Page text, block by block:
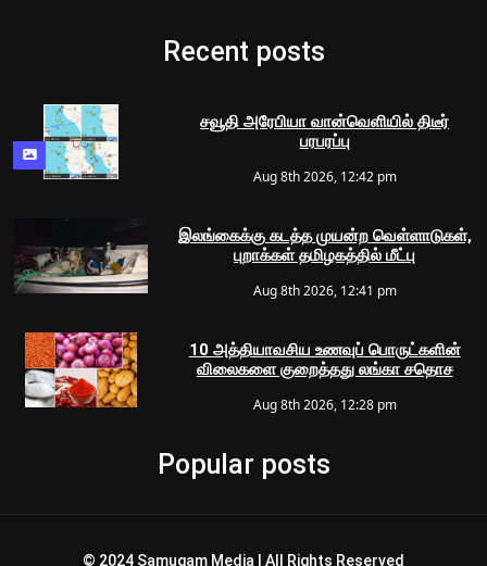
Recent posts
சவூதி அரேபியா வான்வெளியில் திடீர்
பரபரப்பு
Aug 8th 2026, 12:42 pm
இலங்கைக்கு கடத்த முயன்ற வெள்ளாடுகள்,
புறாக்கள் தமிழகத்தில் மீட்பு
Aug 8th 2026, 12:41 pm
10 அத்தியாவசிய உணவுப் பொருட்களின்
விலைகளை குறைத்தது லங்கா சதொச
Aug 8th 2026, 12:28 pm
Popular posts
© 2024 Samugam Media | All Rights Reserved